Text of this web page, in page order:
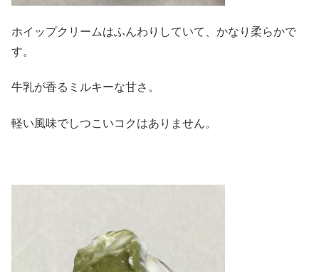
ホイップクリームはふんわりしていて、かなり柔らかで
す。
牛乳が香るミルキーな甘さ。
軽い風味でしつこいコクはありません。